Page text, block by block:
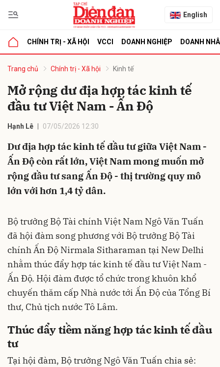
English
CHÍNH TRỊ - XÃ HỘI VCCI DOANH NGHIỆP DOANH
Trang chủ Chính trị - Xã hội Kinh tế
Mở rộng dư địa hợp tác kinh tế
đầu tư Việt Nam - Ấn Độ
Hạnh Lê 07/05/2026 12:30
Dư địa hợp tác kinh tế đầu tư giữa Việt Nam -
Ấn Độ còn rất lớn, Việt Nam mong muốn mở
rộng đầu tư sang Ấn Độ - thị trường quy mô
lớn với hơn 1,4 tỷ dân.
Bộ trưởng Bộ Tài chính Việt Nam Ngô Văn Tuấn
đã hội đàm song phương với Bộ trưởng Bộ Tài
chính Ấn Độ Nirmala Sitharaman tại New Delhi
nhằm thúc đẩy hợp tác kinh tế đầu tư Việt Nam -
Ấn Độ. Hội đàm được tổ chức trong khuôn khổ
chuyến thăm cấp Nhà nước tới Ấn Độ của Tổng Bí
thư, Chủ tịch nước Tô Lâm.
Thúc đẩy tiềm năng hợp tác kinh tế đầu
tư
Tại hội đàm, Bộ trưởng Ngô Văn Tuấn chia sẻ:
luận
Hủy